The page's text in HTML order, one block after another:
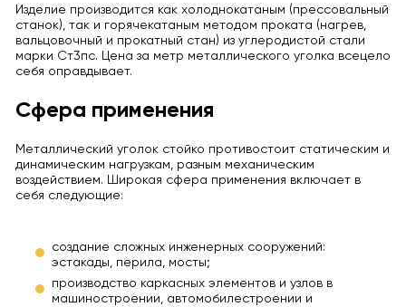
Изделие производится как холоднокатаным (прессовальный
станок), так и горячекатаным методом проката (нагрев,
вальцовочный и прокатный стан) из углеродистой стали
марки Ст3пс. Цена за метр металлического уголка всецело
себя оправдывает.
Сфера применения
Металлический уголок стойко противостоит статическим и
динамическим нагрузкам, разным механическим
воздействием. Широкая сфера применения включает в
себя следующие:
создание сложных инженерных сооружений:
эстакады, перила, мосты;
производство каркасных элементов и узлов в
машиностроении, автомобилестроении и